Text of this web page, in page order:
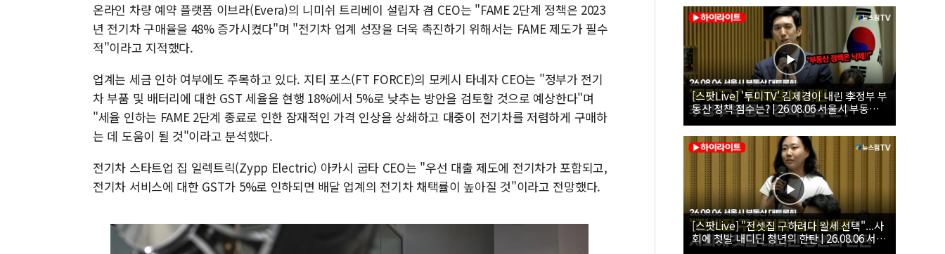
온라인 차량 예약 플랫폼 이브라(Evera)의 니미쉬 트리베이 설립자 겸 CEO는 "FAME 2단계 정책은 2023
년 전기차 구매율을 48% 증가시켰다"며 "전기차 업계 성장을 더욱 촉진하기 위해서는 FAME 제도가 필수
적"이라고 지적했다.
업계는 세금 인하 여부에도 주목하고 있다. 지티 포스(FT FORCE)의 모케시 타네자 CEO는 "정부가 전기
차 부품 및 배터리에 대한 GST 세율을 현행 18%에서 5%로 낮추는 방안을 검토할 것으로 예상한다"며
"세율 인하는 FAME 2단계 종료로 인한 잠재적인 가격 인상을 상쇄하고 대중이 전기차를 저렴하게 구매하
는 데 도움이 될 것"이라고 분석했다.
전기차 스타트업 집 일렉트릭(Zypp Electric) 아카시 굽타 CEO는 "우선 대출 제도에 전기차가 포함되고,
전기차 서비스에 대한 GST가 5%로 인하되면 배달 업계의 전기차 채택률이 높아질 것"이라고 전망했다.
[스팟Live] '투미TV' 김제경이 내린 李정부 부
동산 정책 점수는? | 26.08.06 서울시 부동산
대토론회
[스팟Live] "전셋집 구하려다 월세 선택"...사
회에 첫발 내디딘 청년의 한탄 | 26.08.06 서울
시 부동산 대토론회